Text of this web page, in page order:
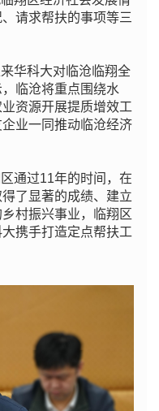
请求帮扶的事项等三
华科大对临沧临翔全
临沧将重点围绕水
资源开展提质增效工
业一同推动临沧经济
通过11年的时间，在
了显著的成绩、建立
村振兴事业，临翔区
携手打造定点帮扶工